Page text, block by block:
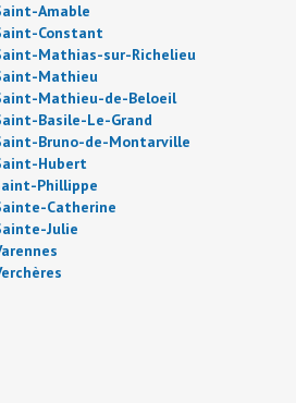
Amable
Constant
Mathias-sur-Richelieu
Mathieu
Mathieu-de-Beloeil
Basile-Le-Grand
Bruno-de-Montarville
Hubert
Phillippe
Catherine
Julie